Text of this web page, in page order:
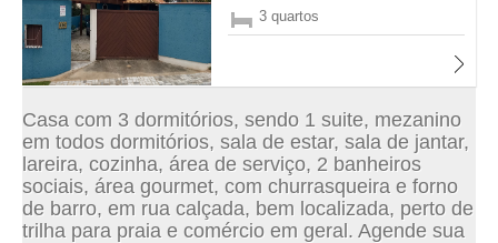
3 quartos
Casa com 3 dormitórios, sendo 1 suite, mezanino
em todos dormitórios, sala de estar, sala de jantar,
lareira, cozinha, área de serviço, 2 banheiros
sociais, área gourmet, com churrasqueira e forno
de barro, em rua calçada, bem localizada, perto de
trilha para praia e comércio em geral. Agende sua